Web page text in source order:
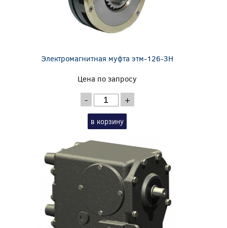
Электромагнитная муфта этм-126-3Н
Цена по запросу
- +
в корзину